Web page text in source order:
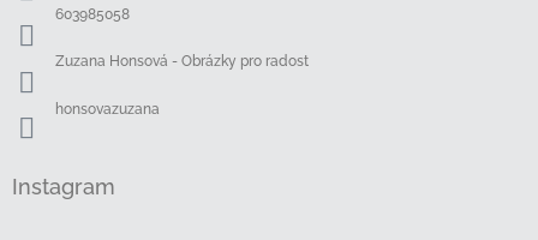
603985058
Zuzana Honsová - Obrázky pro radost
honsovazuzana
Instagram